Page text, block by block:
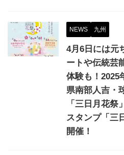
NEWS 九州
4月6日には元
ートや伝統芸
体験も！2025
県南部人吉・
「三日月花
スタンプ「三
開催！